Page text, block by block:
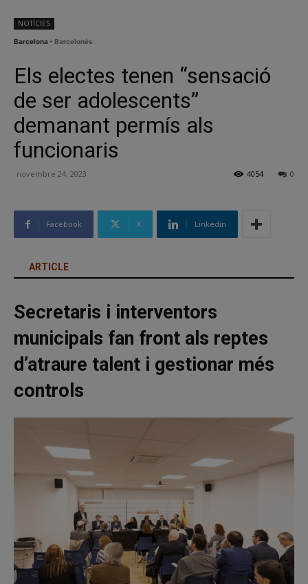
NOTÍCIES
Barcelona • Barcelonès
Els electes tenen “sensació
de ser adolescents”
demanant permís als
funcionaris
novembre 24, 2023 0
4054
Facebook X Linkedin
ARTICLE
Secretaris i interventors
municipals fan front als reptes
d’atraure talent i gestionar més
controls